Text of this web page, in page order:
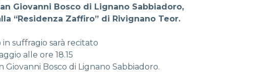
Giovanni Bosco di Lignano Sabbiadoro,
“Residenza Zaffiro” di Rivignano Teor.
in suffragio sarà recitato
alle ore 18.15
Giovanni Bosco di Lignano Sabbiadoro.